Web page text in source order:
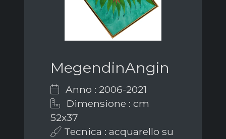
MegendinAngin
Anno : 2006-2021
Dimensione : cm
52x37
Tecnica : acquarello su